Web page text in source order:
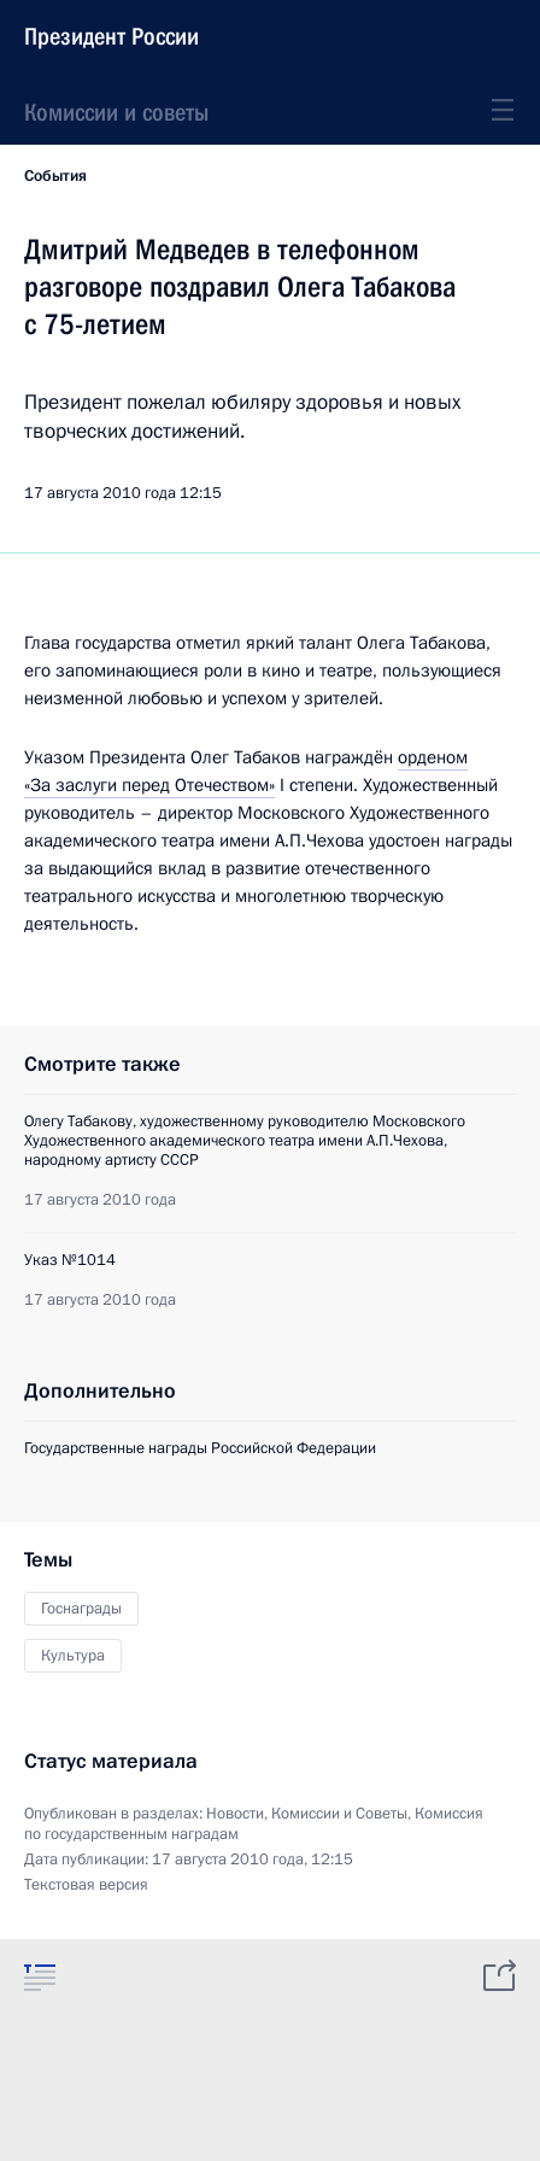
Президент России
Комиссии и советы
События
Дмитрий Медведев в телефонном
разговоре поздравил Олега Табакова
с 75-летием
Президент пожелал юбиляру здоровья и новых
творческих достижений.
17 августа 2010 года 12:15
Глава государства отметил яркий талант Олега Табакова,
его запоминающиеся роли в кино и театре, пользующиеся
неизменной любовью и успехом у зрителей.
Указом Президента Олег Табаков награждён орденом
«За заслуги перед Отечеством» I степени. Художественный
руководитель – директор Московского Художественного
академического театра имени А.П.Чехова удостоен награды
за выдающийся вклад в развитие отечественного
театрального искусства и многолетнюю творческую
деятельность.
Смотрите также
Олегу Табакову, художественному руководителю Московского
Художественного академического театра имени А.П.Чехова,
народному артисту СССР
17 августа 2010 года
Указ №1014
17 августа 2010 года
Дополнительно
Государственные награды Российской Федерации
Темы
Госнаграды
Культура
Статус материала
Опубликован в разделах: Новости, Комиссии и Советы, Комиссия
по государственным наградам
Дата публикации: 17 августа 2010 года, 12:15
Текстовая версия